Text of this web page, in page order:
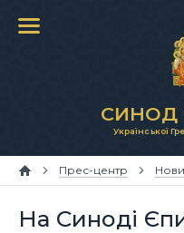
СИНОД
Української
Прес-центр
На Синоді